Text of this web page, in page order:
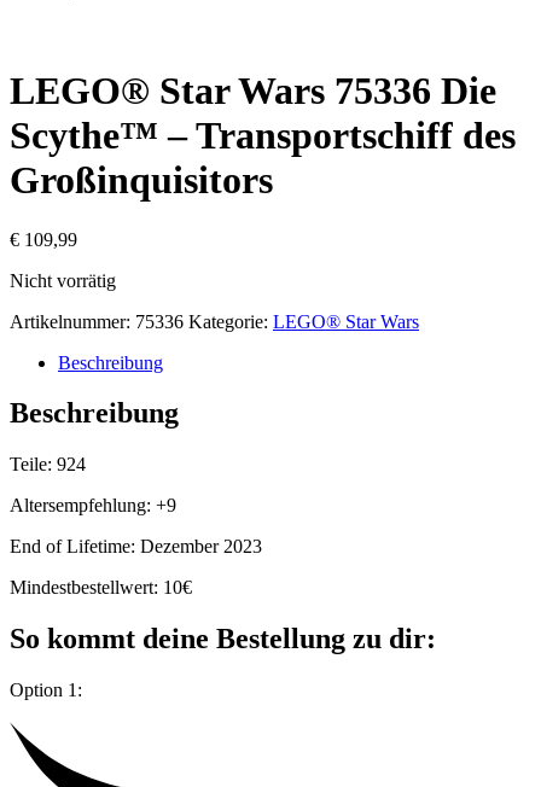
LEGO® Star Wars 75336 Die
Scythe™ – Transportschiff des
Großinquisitors
€ 109,99
Nicht vorrätig
Artikelnummer: 75336 Kategorie: LEGO® Star Wars
Beschreibung
Beschreibung
Teile: 924
Altersempfehlung: +9
End of Lifetime: Dezember 2023
Mindestbestellwert: 10€
So kommt deine Bestellung zu dir:
Option 1: